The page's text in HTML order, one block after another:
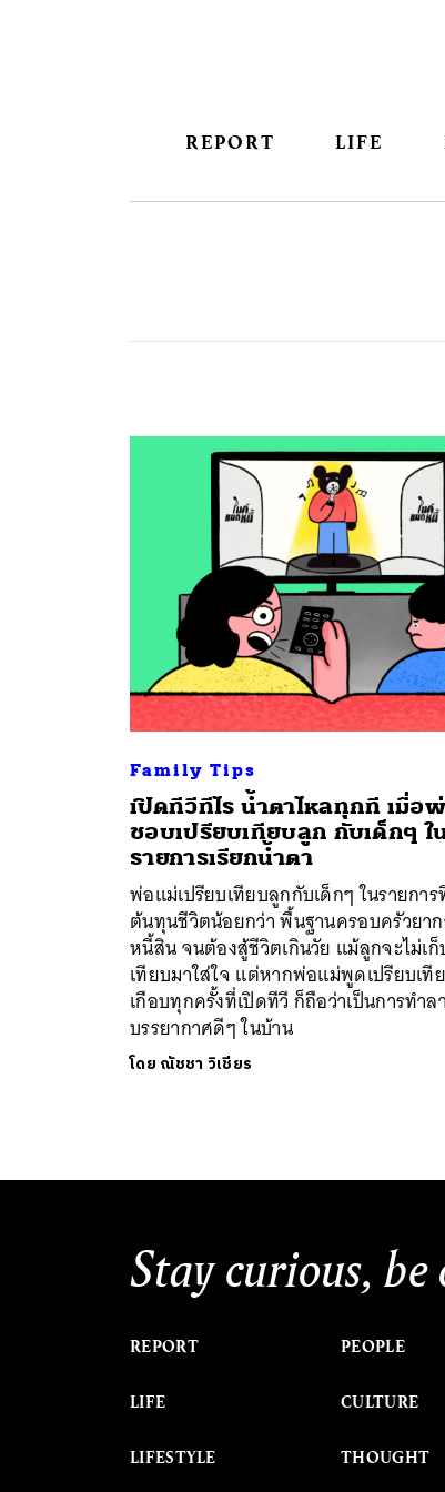
REPORT LIFE
Family Tips
เปิดทีวีทีไร น้ำตาไหลทุกที เมื่อ
ชอบเปรียบเทียบลูก กับเด็กๆ ใ
รายการเรียกน้ำตา
พ่อแม่เปรียบเทียบลูกกับเด็กๆ ในรายกา
ต้นทุนชีวิตน้อยกว่า พื้นฐานครอบครัวยา
หนี้สิน จนต้องสู้ชีวิตเกินวัย แม้ลูกจะไม่เก็
เทียบมาใส่ใจ แต่หากพ่อแม่พูดเปรียบเที
เกือบทุกครั้งที่เปิดทีวี ก็ถือว่าเป็นการทำล
บรรยากาศดีๆ ในบ้าน
โดย ณัชชา วิเชียร
Stay curious, be
REPORT
LIFE
LIFESTYLE
PEOPLE
CULTURE
THOUGHT